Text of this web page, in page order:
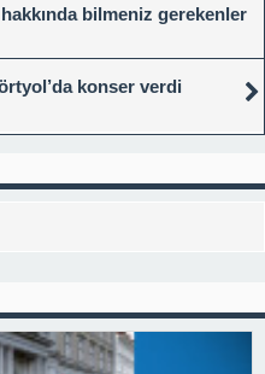
bilmeniz gerekenler
konser verdi